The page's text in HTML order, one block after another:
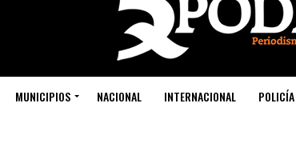
MUNICIPIOS NACIONAL INTERNACIONAL POLICÍA